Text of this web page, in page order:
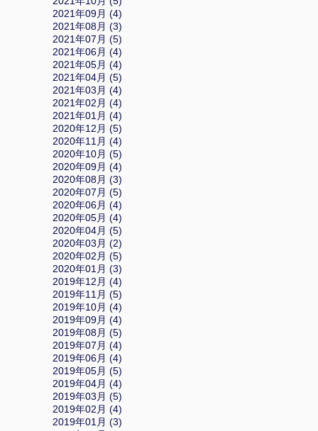
2021年09月 (4)
2021年08月 (3)
2021年07月 (5)
2021年06月 (4)
2021年05月 (4)
2021年04月 (5)
2021年03月 (4)
2021年02月 (4)
2021年01月 (4)
2020年12月 (5)
2020年11月 (4)
2020年10月 (5)
2020年09月 (4)
2020年08月 (3)
2020年07月 (5)
2020年06月 (4)
2020年05月 (4)
2020年04月 (5)
2020年03月 (2)
2020年02月 (5)
2020年01月 (3)
2019年12月 (4)
2019年11月 (5)
2019年10月 (4)
2019年09月 (4)
2019年08月 (5)
2019年07月 (4)
2019年06月 (4)
2019年05月 (5)
2019年04月 (4)
2019年03月 (5)
2019年02月 (4)
2019年01月 (3)